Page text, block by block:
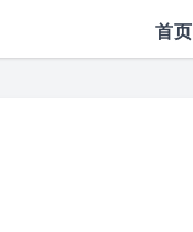
首页